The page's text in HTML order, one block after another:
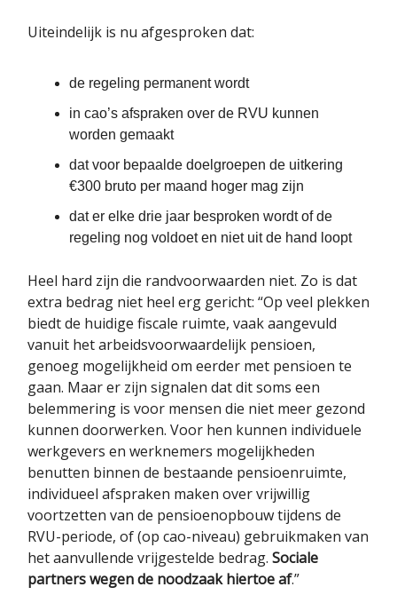
Uiteindelijk is nu afgesproken dat:
de regeling permanent wordt
in cao’s afspraken over de RVU kunnen
worden gemaakt
dat voor bepaalde doelgroepen de uitkering
€300 bruto per maand hoger mag zijn
dat er elke drie jaar besproken wordt of de
regeling nog voldoet en niet uit de hand loopt
Heel hard zijn die randvoorwaarden niet. Zo is dat
extra bedrag niet heel erg gericht: “Op veel plekken
biedt de huidige fiscale ruimte, vaak aangevuld
vanuit het arbeidsvoorwaardelijk pensioen,
genoeg mogelijkheid om eerder met pensioen te
gaan. Maar er zijn signalen dat dit soms een
belemmering is voor mensen die niet meer gezond
kunnen doorwerken. Voor hen kunnen individuele
werkgevers en werknemers mogelijkheden
benutten binnen de bestaande pensioenruimte,
individueel afspraken maken over vrijwillig
voortzetten van de pensioenopbouw tijdens de
RVU-periode, of (op cao-niveau) gebruikmaken van
het aanvullende vrijgestelde bedrag. Sociale
partners wegen de noodzaak hiertoe af.”